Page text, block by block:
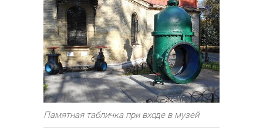
Памятная табличка при входе в музей